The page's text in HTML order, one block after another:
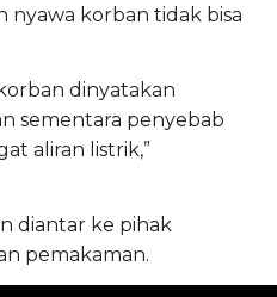
nyawa korban tidak bisa
dinyatakan
sementara penyebab
aliran listrik,”
diantar ke pihak
pemakaman.